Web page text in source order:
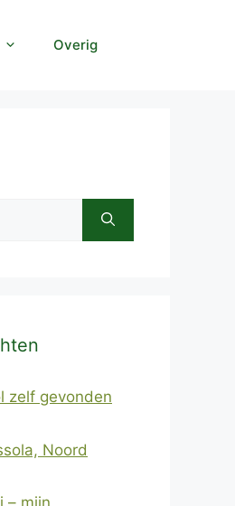
Overig
zelf gevonden
Noord
– mijn